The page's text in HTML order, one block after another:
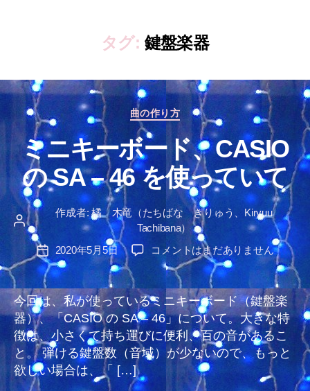
タグ: 鍵盤楽器
カ
ゴ
ー
曲の作り方
ミニキーボード、CASIO
の SA – 46 を使っていて
投
稿
作成者:橘 木竜（たちばな きりゅう、Kiryuu
Tachibana）
投
稿
日
2020年5月5日
ミ
ー
ボ
ー
ド、
CASIO
コメントはまだありません
今回は、私が使っているミニキーボード（鍵盤楽
器）、「CASIO の SA – 46」について。大きな特
徴は、小さくて持ち運びに便利、百の音があるこ
と。 弾ける鍵盤数（音域）が少ないので、もっと
欲しい場合は、「 […]